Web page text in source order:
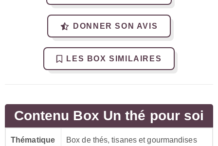
DONNER SON AVIS
LES BOX SIMILAIRES
Contenu Box Un thé pour soi
Thématique
Box de thés, tisanes et gourmandises